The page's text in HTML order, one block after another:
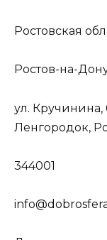
Ростовская
Ростов-на-
ул. Кручинина,
Ленгородок,
344001